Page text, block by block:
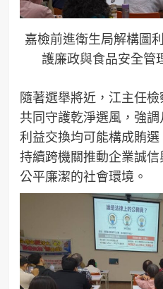
嘉檢前進衛生局解構圖
護廉政與食品安全管
隨著選舉將近，江主任
共同守護乾淨選風，強
利益交換均可能構成賄
持續跨機關推動企業誠
公平廉潔的社會環境。